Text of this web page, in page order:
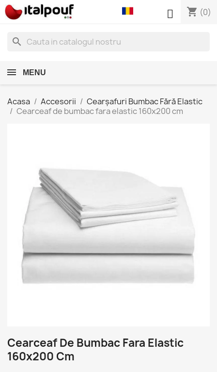
shopping_cart (0)

search
MENU
Acasa Accesorii
Cearșafuri Bumbac Fără Elastic
Cearceaf de bumbac fara elastic 160x200 cm
Cearceaf De Bumbac Fara Elastic
160x200 Cm